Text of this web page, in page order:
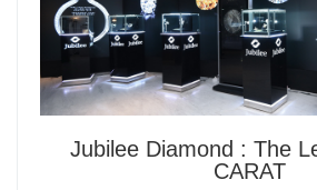
Jubilee Diamond : The
CARAT